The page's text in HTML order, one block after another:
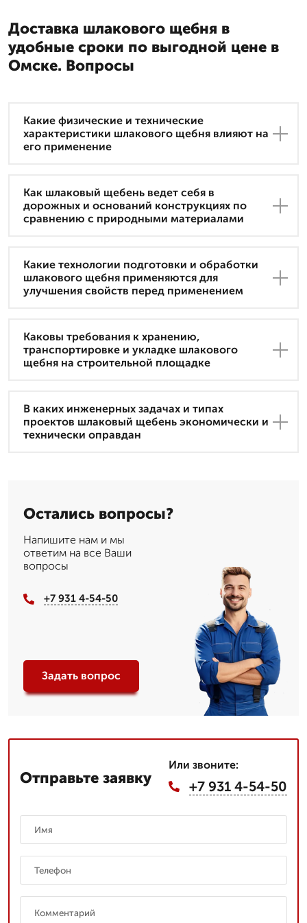
Доставка шлакового щебня в
удобные сроки по выгодной цене в
Омске. Вопросы
Какие физические и технические
характеристики шлакового щебня влияют на
его применение
Как шлаковый щебень ведет себя в
дорожных и оснований конструкциях по
сравнению с природными материалами
Какие технологии подготовки и обработки
шлакового щебня применяются для
улучшения свойств перед применением
Каковы требования к хранению,
транспортировке и укладке шлакового
щебня на строительной площадке
В каких инженерных задачах и типах
проектов шлаковый щебень экономически и
технически оправдан
Остались вопросы?
Напишите нам и мы
ответим на все Ваши
вопросы
+7 931 4-54-50
Задать вопрос
Отправьте заявку
Или звоните:
+7 931 4-54-50